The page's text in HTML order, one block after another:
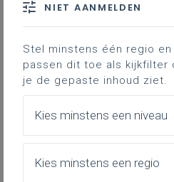
Werk doelgericht en flexibel
Meer informatie
Hieronder vind je twee
aanbevelingen die
leerlingen over de
NIET AANMELDEN
Stel minstens één regio en
passen dit toe als kijkfilter
je de gepaste inhoud ziet.
Kies minstens een niveau
Kies minstens een regio